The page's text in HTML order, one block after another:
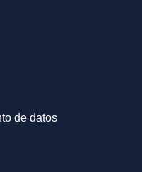
de datos